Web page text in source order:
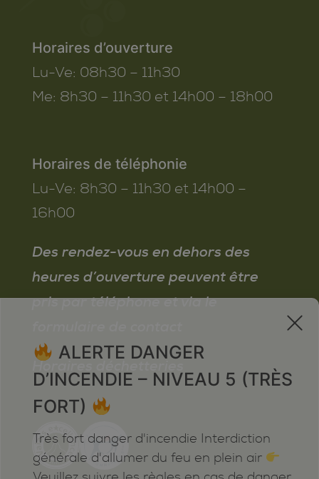
Horaires d’ouverture
Lu-Ve: 08h30 – 11h30
Me: 8h30 – 11h30 et 14h00 – 18h00
Horaires de téléphonie
Lu-Ve: 8h30 – 11h30 et 14h00 –
16h00
Des rendez-vous en dehors des
heures d’ouverture peuvent être
pris par téléphone et via le
Horaires déchetteries
x
ALERTE DANGER
D’INCENDIE – NIVEAU 5 (TRÈS
FORT)
Très fort danger d'incendie Interdiction
générale d'allumer du feu en plein air